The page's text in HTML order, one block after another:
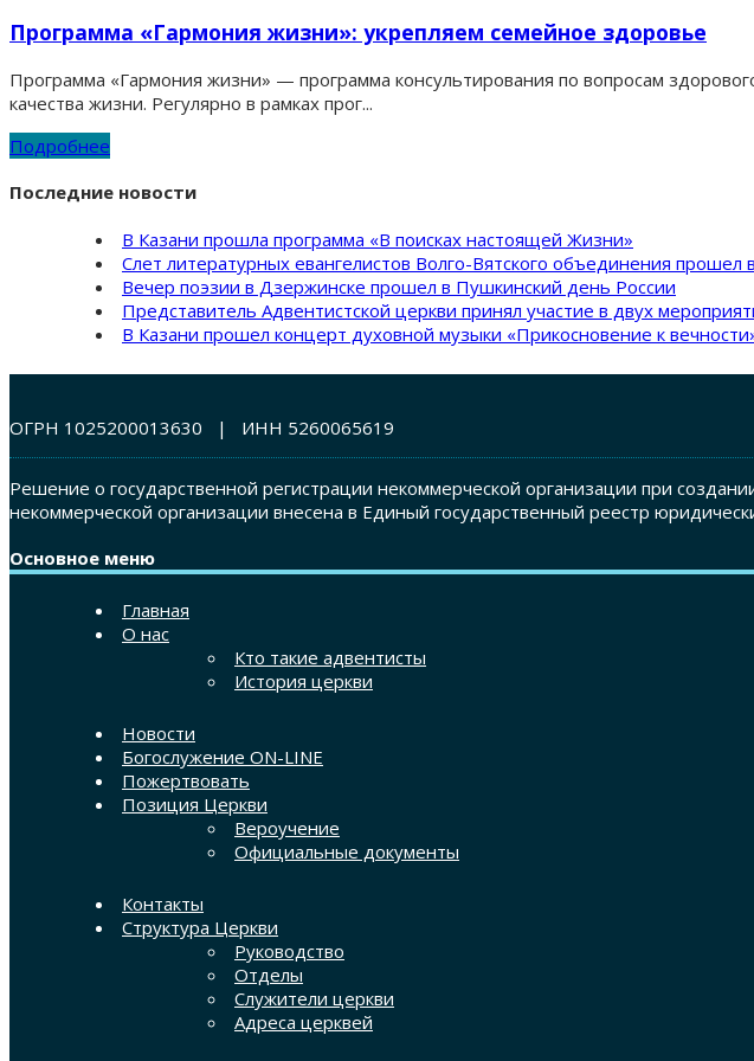
Программа «Гармония жизни»: укрепляем семейное здоровье
Программа «Гармония жизни» — программа консультирования по вопросам
качества жизни. Регулярно в рамках прог...
Подробнее
Последние новости
В Казани прошла программа «В поисках настоящей Жизни»
Слет литературных евангелистов Волго-Вятского объединения прошел
Вечер поэзии в Дзержинске прошел в Пушкинский день России
Представитель Адвентистской церкви принял участие в двух
В Казани прошел концерт духовной музыки «Прикосновение к
ОГРН 1025200013630 | ИНН 5260065619
Решение о государственной регистрации некоммерческой организации при
некоммерческой организации внесена в Единый государственный реестр
Основное меню
Главная
О нас
Кто такие адвентисты
История церкви
Новости
Богослужение ON-LINE
Пожертвовать
Позиция Церкви
Вероучение
Официальные документы
Контакты
Структура Церкви
Руководство
Отделы
Служители церкви
Адреса церквей